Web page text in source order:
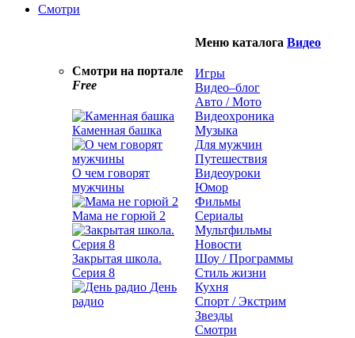
Смотри
Смотри на портале
Free
Каменная башка
О чем говорят
мужчины
Мама не горюй 2
Закрытая школа.
Серия 8
День
радио
Меню каталога Видео
Игры
Видео–блог
Авто / Мото
Видеохроника
Музыка
Для мужчин
Путешествия
Видеоуроки
Юмор
Фильмы
Сериалы
Мультфильмы
Новости
Шоу / Программы
Стиль жизни
Кухня
Спорт / Экстрим
Звезды
Смотри